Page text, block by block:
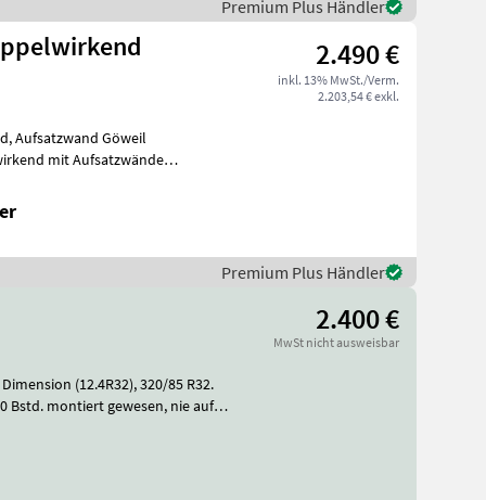
Premium Plus Händler
2.490 €
inkl. 13% MwSt./Verm.
2.203,54 € exkl.
Aufsatzwand Göweil
mit Aufsatzwände
Premium Plus Händler
2.400 €
MwSt nicht ausweisbar